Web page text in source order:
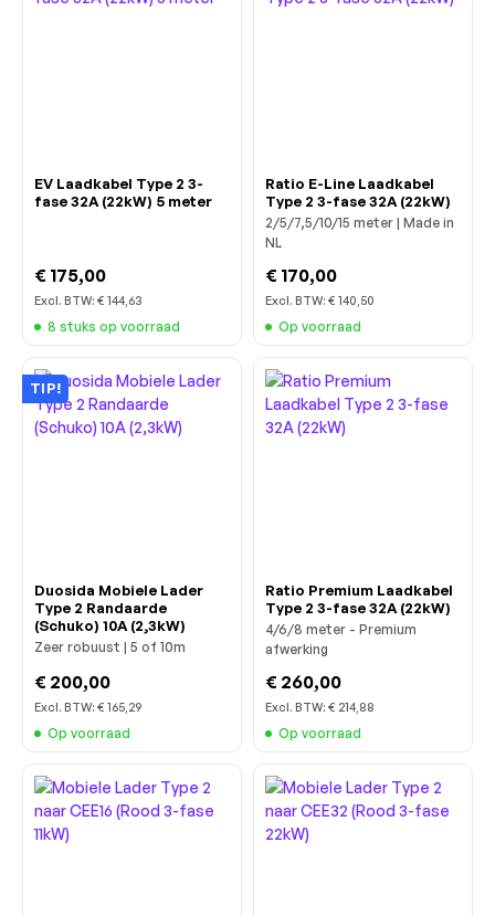
EV Laadkabel Type 2 3-
fase 32A (22kW) 5 meter
€ 175,00
Excl. BTW: € 144,63
8 stuks op voorraad
Ratio E-Line Laadkabel
Type 2 3-fase 32A (22kW)
2/5/7,5/10/15 meter | Made in
NL
€ 170,00
Excl. BTW: € 140,50
Op voorraad
TIP!
Duosida Mobiele Lader
Type 2 Randaarde
(Schuko) 10A (2,3kW)
Zeer robuust | 5 of 10m
€ 200,00
Excl. BTW: € 165,29
Op voorraad
Ratio Premium Laadkabel
Type 2 3-fase 32A (22kW)
4/6/8 meter - Premium
afwerking
€ 260,00
Excl. BTW: € 214,88
Op voorraad